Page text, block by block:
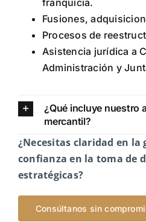
Fusiones,
Procesos de
Asistencia jurídica a
Administración y
¿Qué incluye nuestro
mercantil?
¿Necesitas claridad en
confianza en la toma de
estratégicas?
Consúltanos sin